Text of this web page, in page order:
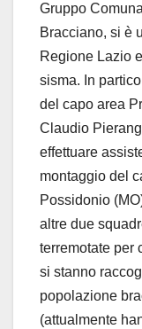
Gruppo
Bracciano, si è
Regione Lazio
sisma. In
del capo area
Claudio
effettuare
montaggio del
Possidonio
altre due
terremotate per
si stanno
popolazione
(attualmente